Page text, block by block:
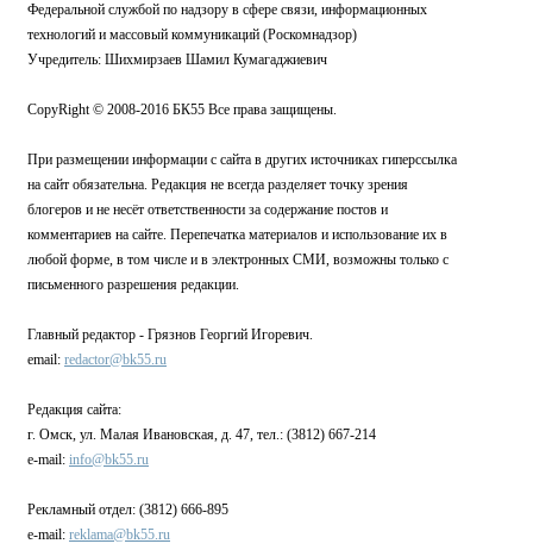
Федеральной службой по надзору в сфере связи, информационных
технологий и массовый коммуникаций (Роскомнадзор)
Учредитель: Шихмирзаев Шамил Кумагаджиевич
CopyRight © 2008-2016 БК55 Все права защищены.
При размещении информации с сайта в других источниках гиперссылка
на сайт обязательна. Редакция не всегда разделяет точку зрения
блогеров и не несёт ответственности за содержание постов и
комментариев на сайте. Перепечатка материалов и использование их в
любой форме, в том числе и в электронных СМИ, возможны только с
письменного разрешения редакции.
Главный редактор - Грязнов Георгий Игоревич.
email: redactor@bk55.ru
Редакция сайта:
г. Омск, ул. Малая Ивановская, д. 47, тел.: (3812) 667-214
e-mail: info@bk55.ru
Рекламный отдел: (3812) 666-895
e-mail: reklama@bk55.ru